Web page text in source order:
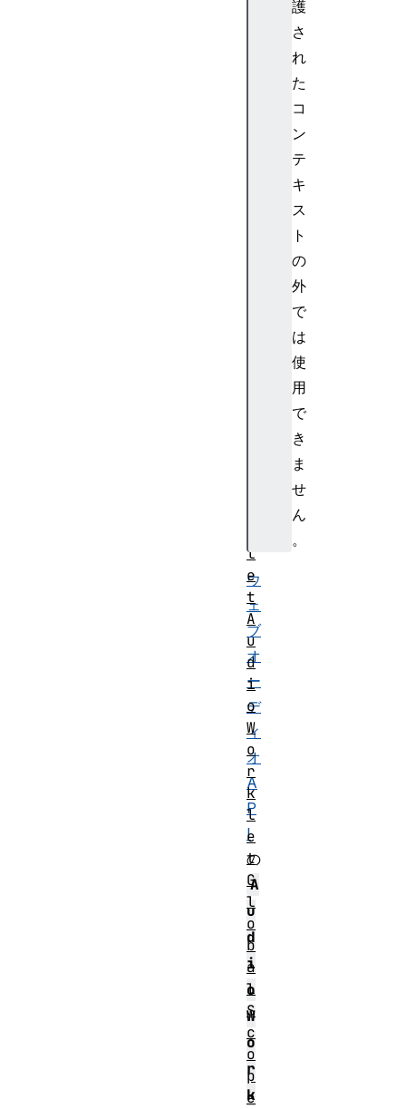
護
さ
れ
た
コ
ン
テ
キ
ス
ト
の
外
で
は
使
用
で
き
ま
せ
ん
。
ウ
ェ
ブ
オ
ー
デ
ィ
オ
A
P
I
の
A
u
d
i
o
W
o
r
k
l
e
t
A
u
d
i
o
W
o
r
k
l
e
t
G
l
o
b
a
l
S
c
o
p
e